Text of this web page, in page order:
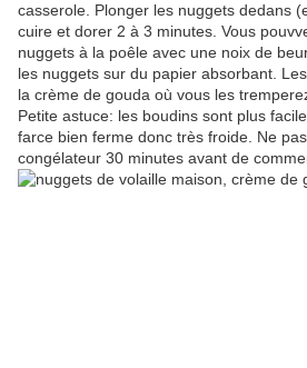
casserole. Plonger les nuggets dedans
cuire et dorer 2 à 3 minutes. Vous
nuggets à la poêle avec une noix de
les nuggets sur du papier absorbant.
la crème de gouda où vous les
Petite astuce: les boudins sont plus
farce bien ferme donc très froide. Ne
congélateur 30 minutes avant de